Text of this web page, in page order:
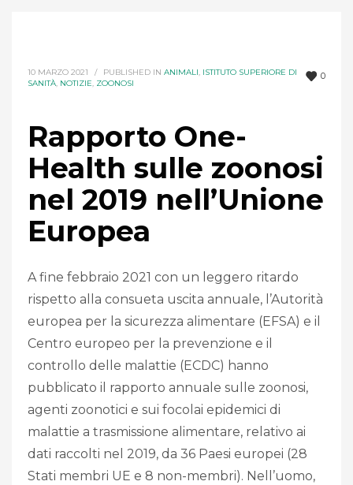
0
10 MARZO 2021 / PUBLISHED IN ANIMALI, ISTITUTO SUPERIORE DI
SANITÀ, NOTIZIE, ZOONOSI
Rapporto One-
Health sulle zoonosi
nel 2019 nell’Unione
Europea
A fine febbraio 2021 con un leggero ritardo
rispetto alla consueta uscita annuale, l’Autorità
europea per la sicurezza alimentare (EFSA) e il
Centro europeo per la prevenzione e il
controllo delle malattie (ECDC) hanno
pubblicato il rapporto annuale sulle zoonosi,
agenti zoonotici e sui focolai epidemici di
malattie a trasmissione alimentare, relativo ai
dati raccolti nel 2019, da 36 Paesi europei (28
Stati membri UE e 8 non-membri). Nell’uomo,